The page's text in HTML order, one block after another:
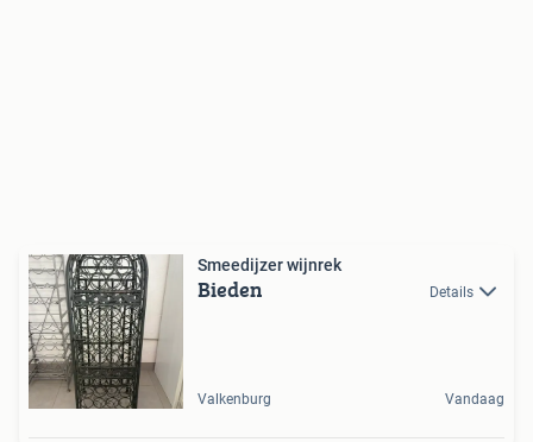
Smeedijzer wijnrek
Bieden Details
Valkenburg Vandaag